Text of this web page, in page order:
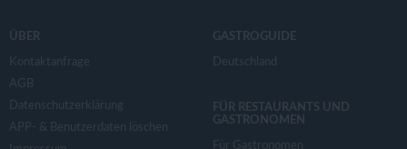
ÜBER
Kontaktanfrage
AGB
Datenschutzerklärung
APP- & Benutzerdaten löschen
GASTROGUIDE
Deutschland
FÜR RESTAURANTS UND
GASTRONOMEN
Für Gastronomen